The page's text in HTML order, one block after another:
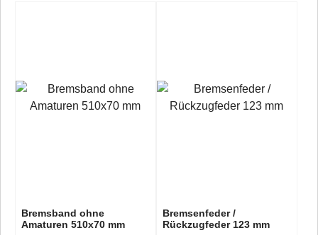
Bremsband ohne
Amaturen 510x70 mm
Bremsenfeder /
Rückzugfeder 123 mm